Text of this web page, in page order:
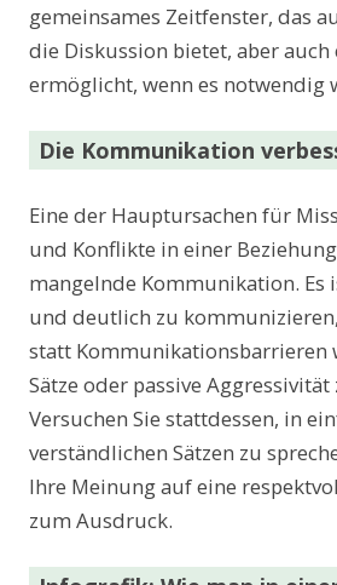
gemeinsames Zeitfenster, das
die Diskussion bietet, aber auch
ermöglicht, wenn es notwendig
Die Kommunikation
Eine der Hauptursachen für
und Konflikte in einer
mangelnde Kommunikation. Es
und deutlich zu
statt Kommunikationsbarrieren
Sätze oder passive
Versuchen Sie stattdessen, in
verständlichen Sätzen zu
Ihre Meinung auf eine
zum Ausdruck.